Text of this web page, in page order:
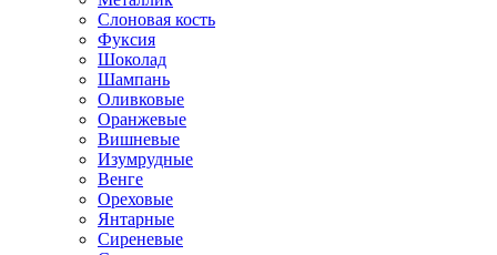
Слоновая кость
Фуксия
Шоколад
Шампань
Оливковые
Оранжевые
Вишневые
Изумрудные
Венге
Ореховые
Янтарные
Сиреневые